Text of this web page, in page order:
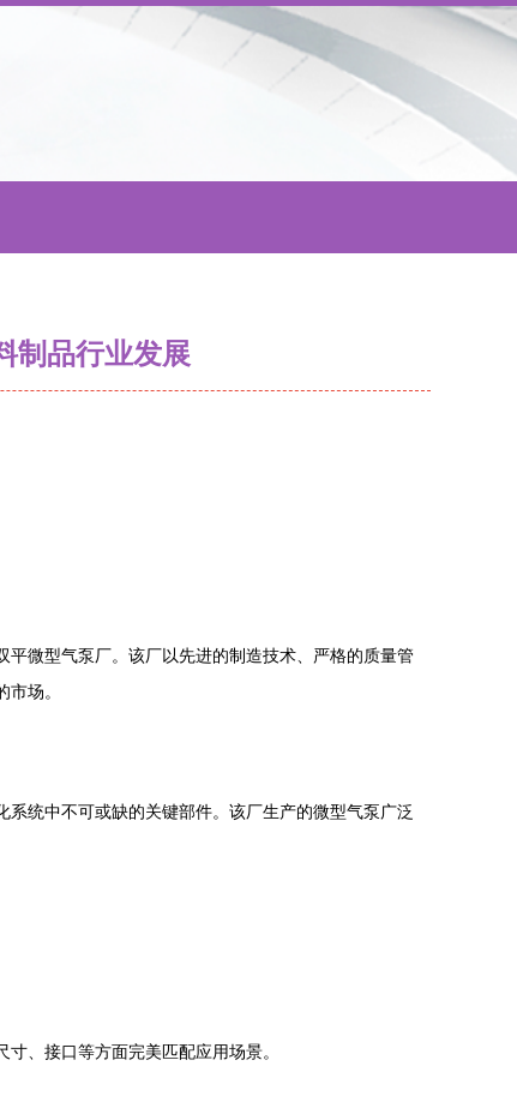
制品行业发展
微型气泵厂。该厂以先进的制造技术、严格的质量管
场。
统中不可或缺的关键部件。该厂生产的微型气泵广泛
、接口等方面完美匹配应用场景。